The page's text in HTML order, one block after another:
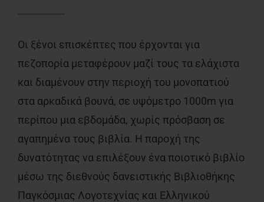
Οι ξένοι επισκέπτες που έρχονται για
πεζοπορία μεταφέρουν μαζί τους τα ελάχιστα
και διαμένουν στην περιοχή του μονοπατιού
στα αρκαδικά βουνά, σε υψόμετρο 1000m για
περίπου μια εβδομάδα, χωρίς πρόσβαση σε
αγαπημένα τους βιβλία. Η παροχή της
δυνατότητας να επιλέξουν ένα ποιοτικό βιβλίο
μέσω της διεθνούς δανειστικής Βιβλιοθήκης
Παγκόσμιας Λογοτεχνίας και Ελληνικού